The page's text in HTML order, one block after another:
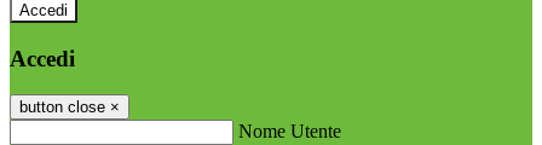
Accedi
Accedi
button close ×
Nome Utente